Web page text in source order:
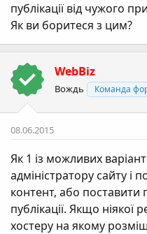
публікації від чужого
Як ви боритеся з цим?
WebBiz
Вождь Команда
08.06.2015
Як 1 із можливих
адміністратору сайту і
контент, або поставити
публікації. Якщо ніякої
хостеру на якому